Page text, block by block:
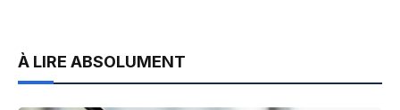
À LIRE ABSOLUMENT